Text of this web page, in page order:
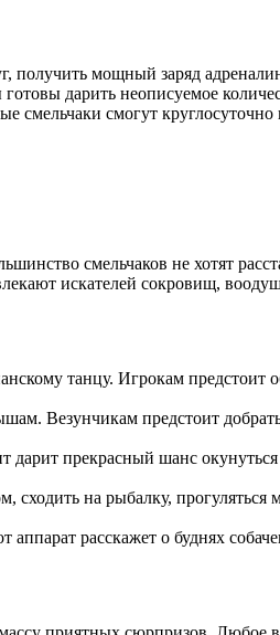
получить мощный заряд
дарить неописуемое
смогут
смельчаков не хотят
искателей сокровищ,
танцу. Игрокам предстоит
Везунчикам предстоит
прекрасный шанс
на рыбалку,
расскажет о буднях